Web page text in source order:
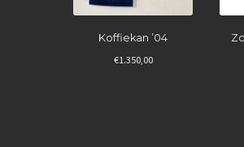
Koffiekan ’04
€1.350,00